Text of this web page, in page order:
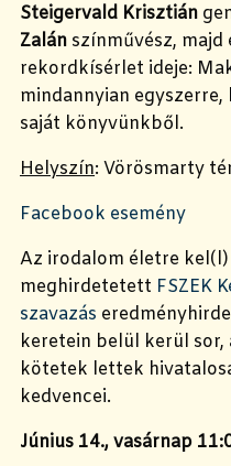
Steigervald Krisztián
Zalán színművész,
rekordkísérlet ideje:
mindannyian
saját könyvünkből.
Helyszín: Vörösmarty
Facebook esemény
Az irodalom életre
meghirdetetett FSZEK
szavazás
keretein belül kerül
kötetek lettek
kedvencei.
Június 14., vasárnap